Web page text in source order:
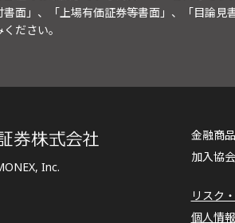
書面」、「上場有価証券等書面」、「目論
ださい。
Inc.
金融商
リスク
個人情